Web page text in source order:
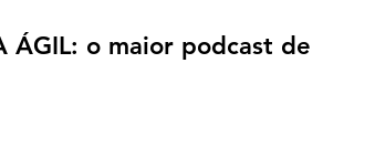
ÁGIL: o maior podcast de